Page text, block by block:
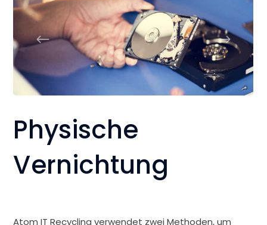
Physische
Vernichtung
Atom IT Recycling verwendet zwei Methoden, um